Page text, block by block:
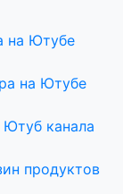
на Ютубе
на Ютубе
канала
продуктов